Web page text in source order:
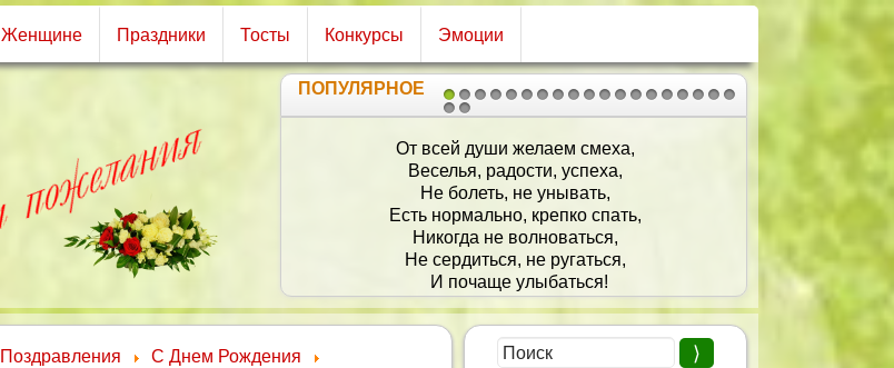
Женщине Праздники Тосты Конкурсы Эмоции
1 2
2021
ПОПУЛЯРНОЕ
В жизни пусть всё будет складно -
Дом, работа и семья.
Чтоб за стол все сели дружно
И поздравили тебя!
Яркая, веселая, успешная —
Ты прекрасна! Будь всегда такой!
Сбудутся пусть все мечты заветные,
Ведь сегодня день рожденья твой!
Поздравления
С Днем Рождения